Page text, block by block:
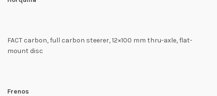
FACT carbon, full carbon steerer, 12×100 mm thru-axle, flat-
mount disc
Frenos